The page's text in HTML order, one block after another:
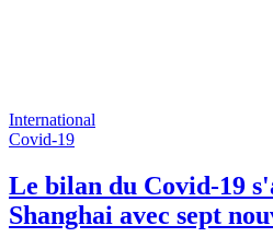
International
Covid-19
Le bilan du Covid-19
Shanghai avec sept